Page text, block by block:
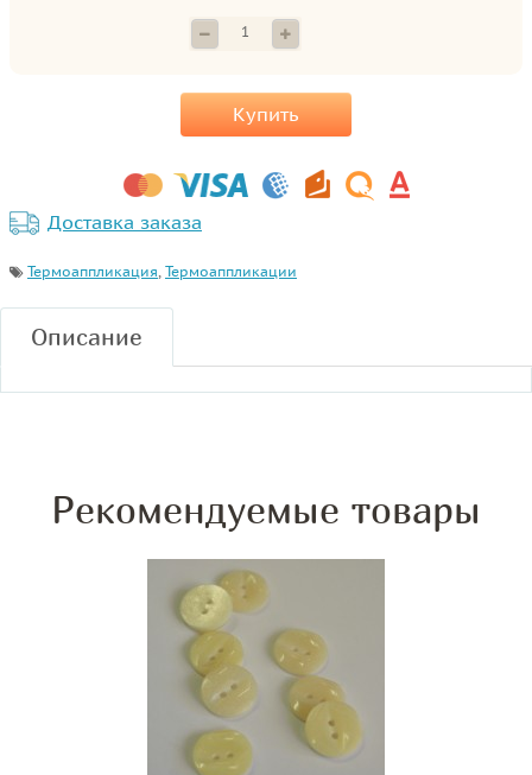
Купить
Доставка заказа
Термоаппликация, Термоаппликации
Описание
Рекомендуемые товары